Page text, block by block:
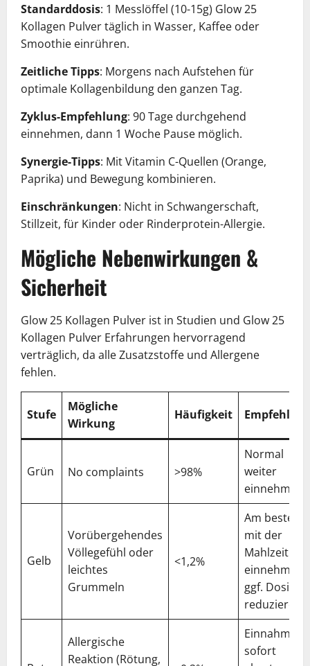
Standarddosis: 1 Messlöffel (10-15g) Glow 25
Kollagen Pulver täglich in Wasser, Kaffee oder
Smoothie einrühren.
Zeitliche Tipps: Morgens nach Aufstehen für
optimale Kollagenbildung den ganzen Tag.
Zyklus-Empfehlung: 90 Tage durchgehend
einnehmen, dann 1 Woche Pause möglich.
Synergie-Tipps: Mit Vitamin C-Quellen (Orange,
Paprika) und Bewegung kombinieren.
Einschränkungen: Nicht in Schwangerschaft,
Stillzeit, für Kinder oder Rinderprotein-Allergie.
Mögliche Nebenwirkungen &
Sicherheit
Glow 25 Kollagen Pulver ist in Studien und Glow 25
Kollagen Pulver Erfahrungen hervorragend
verträglich, da alle Zusatzstoffe und Allergene
fehlen.
Stufe
Mögliche
Wirkung
Häufigkeit
Grün No complaints >98%
Normal
weiter
einnehmen
Gelb
Vorübergehendes
Völlegefühl oder
leichtes
Grummeln
<1,2%
Am besten
mit der
Mahlzeit
einnehmen,
ggf. Dosis
reduzieren
Allergische
Reaktion (Rötung,
Einnahme
sofort